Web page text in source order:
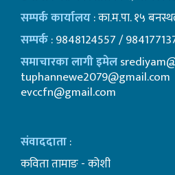
सम्पर्क कार्यालय: का.म.पा. १५
सम्पर्क: 9848124557 /
समाचारका लागी इमेल
tuphannewe2079@gmail.com
evccfn@gmail.com
संवाददाता:
कविता तामाङ - कोशी